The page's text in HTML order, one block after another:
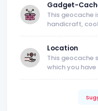
Gadget-
This geocache
handicraft,
Location
This geocache
which you